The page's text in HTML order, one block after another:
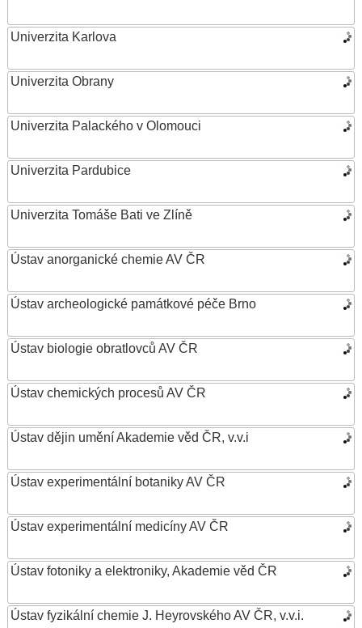
Univerzita Karlova
Univerzita Obrany
Univerzita Palackého v Olomouci
Univerzita Pardubice
Univerzita Tomáše Bati ve Zlíně
Ústav anorganické chemie AV ČR
Ústav archeologické památkové péče Brno
Ústav biologie obratlovců AV ČR
Ústav chemických procesů AV ČR
Ústav dějin umění Akademie věd ČR, v.v.i
Ústav experimentální botaniky AV ČR
Ústav experimentální medicíny AV ČR
Ústav fotoniky a elektroniky, Akademie věd ČR
Ústav fyzikální chemie J. Heyrovského AV ČR, v.v.i.